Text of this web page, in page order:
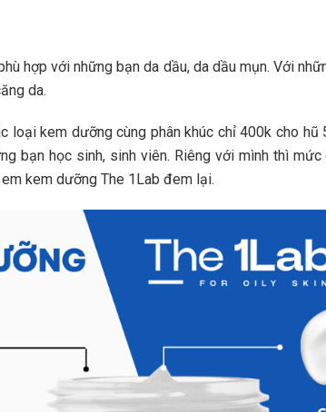
hợp với những bạn da dầu, da dầu mụn. Với
da.
loại kem dưỡng cùng phân khúc chỉ 400k cho
bạn học sinh, sinh viên. Riêng với mình thì mức
kem dưỡng The 1Lab đem lại.